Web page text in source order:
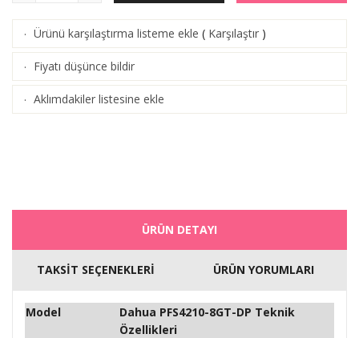
· Ürünü karşılaştırma listeme ekle ( Karşılaştır )
· Fiyatı düşünce bildir
· Aklımdakiler listesine ekle
ÜRÜN DETAYI
TAKSİT SEÇENEKLERİ ÜRÜN YORUMLARI
Model
Dahua PFS4210-8GT-DP Teknik
Özellikleri